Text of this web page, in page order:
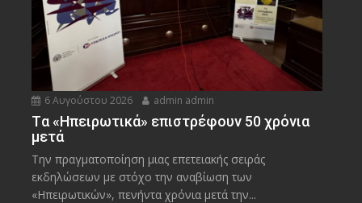
6 Αυγούστου 2026 admin admin
Tα «Ηπειρωτικά» επιστρέφουν 50 χρόνια
μετά
Την πραγματοποίηση μιας επετειακής σειράς
εκδηλώσεων με στόχο την αναβίωση των
«Ηπειρωτικών», πενήντα χρόνια μετά την...